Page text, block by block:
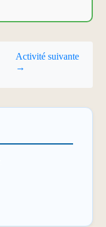
Activité suivante
→